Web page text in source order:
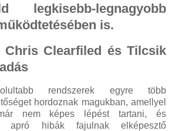
legnagyobb
is.
Chris Clearfiled és Tilcsik
rendszerek egyre több
hordoznak magukban, amellyel
nem képes lépést tartani, és
apró hibák fajulnak elképesztő